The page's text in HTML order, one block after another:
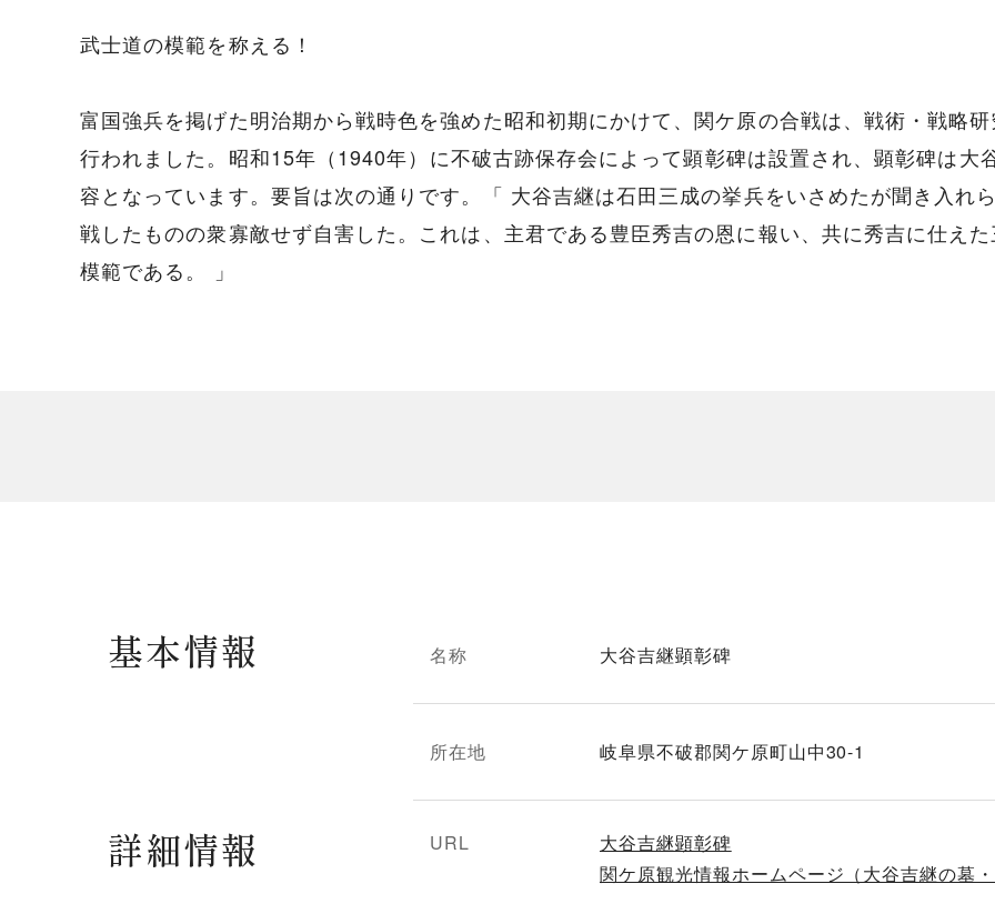
武士道の模範を称える！
富国強兵を掲げた明治期から戦時色を強めた昭和初期にかけて、関ケ原の合戦は、戦術・戦略
行われました。昭和15年（1940年）に不破古跡保存会によって顕彰碑は設置され、顕彰碑は大
容となっています。要旨は次の通りです。「 大谷吉継は石田三成の挙兵をいさめたが聞き入れ
戦したものの衆寡敵せず自害した。これは、主君である豊臣秀吉の恩に報い、共に秀吉に仕え
模範である。 」
基本情報 名称 大谷吉継顕彰碑
所在地 岐阜県不破郡関ケ原町山中30-1
詳細情報 URL
大谷吉継顕彰碑
関ケ原観光情報ホームページ（大谷吉継の墓